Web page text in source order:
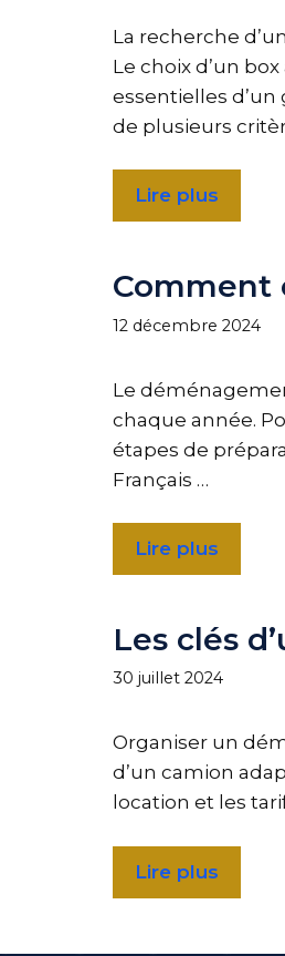
La recherche
Le choix d’un
essentielles
de plusieurs
Lire plus
Comment
12 décembre 2024
Le
chaque année.
étapes de
Français …
Lire plus
Les clés
30 juillet 2024
Organiser un
d’un camion
location et les
Lire plus